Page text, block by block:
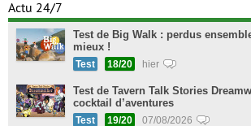
Actu 24/7
Test de Big Walk : perdus
mieux !
Test 18/20 hier
Test de Tavern Talk Stories
cocktail d’aventures
Test 19/20 07/08/2026